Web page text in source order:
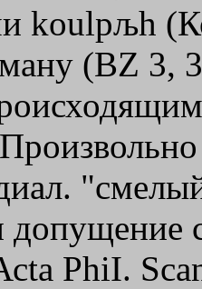
koulpљh
(ВZ 3,
допущение
PhiI.